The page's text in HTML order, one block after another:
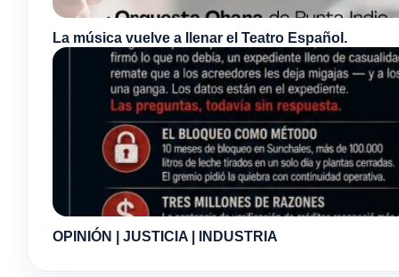
La música vuelve a llenar el Teatro Español.
OPINIÓN | JUSTICIA | INDUSTRIA